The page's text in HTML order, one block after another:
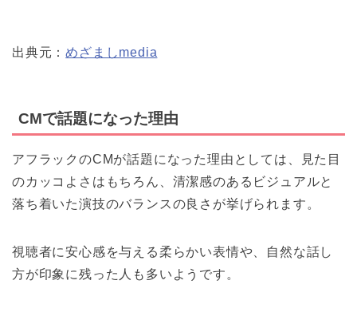
出典元：めざましmedia
CMで話題になった理由
アフラックのCMが話題になった理由としては、見た目
のカッコよさはもちろん、清潔感のあるビジュアルと
落ち着いた演技のバランスの良さが挙げられます。
視聴者に安心感を与える柔らかい表情や、自然な話し
方が印象に残った人も多いようです。